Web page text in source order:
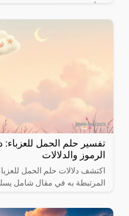
تفسير حلم الحمل
الرموز والدلالات
اكتشف دلالات حلم الحمل
المرتبطة به في مقال شامل